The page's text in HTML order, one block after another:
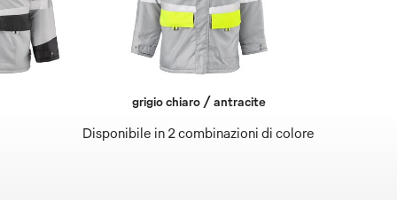
Disponibile in 2 combinazioni di colore
grigio chiaro / antracite